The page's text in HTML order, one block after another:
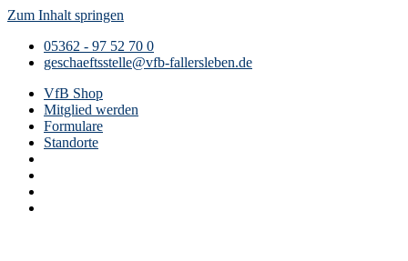
Zum Inhalt springen
05362 - 97 52 70 0
geschaeftsstelle@vfb-fallersleben.de
VfB Shop
Mitglied werden
Formulare
Standorte